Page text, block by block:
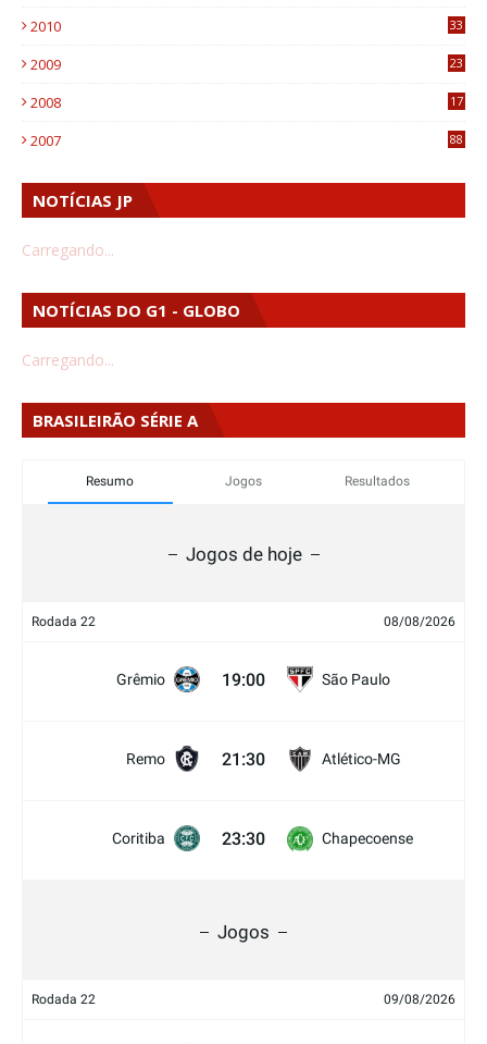
2010
33
2009
23
2008
17
2007 88
NOTÍCIAS JP
Carregando...
NOTÍCIAS DO G1 - GLOBO
Carregando...
BRASILEIRÃO SÉRIE A
Resumo Jogos Resultados
Jogos de hoje
Rodada 22 08/08/2026
Grêmio 19:00 São Paulo
Remo 21:30 Atlético-MG
Coritiba 23:30 Chapecoense
Jogos
Rodada 22 09/08/2026